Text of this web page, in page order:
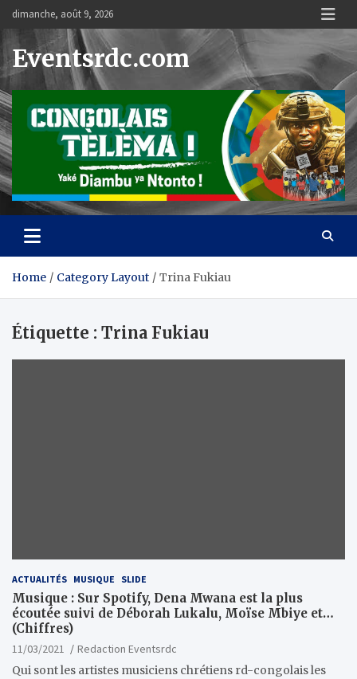
Skip
content
dimanche, août 9, 2026
Eventsrdc.com
Home Category Layout Trina Fukiau
Étiquette : Trina Fukiau
ACTUALITÉS MUSIQUE SLIDE
Musique : Sur Spotify, Dena Mwana est la plus
écoutée suivi de Déborah Lukalu, Moïse Mbiye et…
(Chiffres)
11/03/2021
Redaction Eventsrdc
Qui sont les artistes musiciens chrétiens rd-congolais les